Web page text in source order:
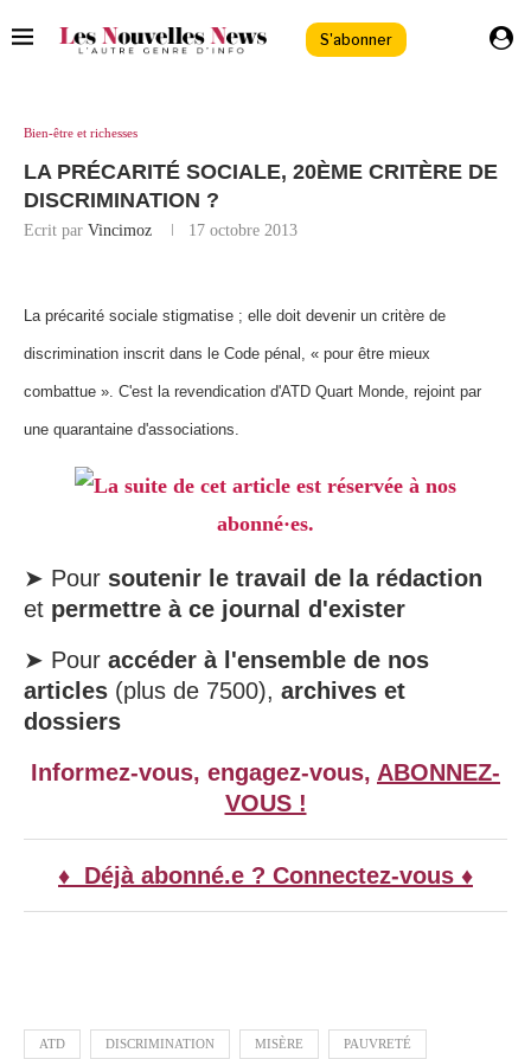
S'abonner
Bien-être et richesses
LA PRÉCARITÉ SOCIALE, 20ÈME CRITÈRE DE
DISCRIMINATION ?
Ecrit par Vincimoz 17 octobre 2013
La précarité sociale stigmatise ; elle doit devenir un critère de
discrimination inscrit dans le Code pénal, « pour être mieux
combattue ». C'est la revendication d'ATD Quart Monde, rejoint par
une quarantaine d'associations.
La suite de cet article est réservée à nos
abonné·es.
➤ Pour soutenir le travail de la rédaction
et permettre à ce journal d'exister
➤ Pour accéder à l'ensemble de nos
articles (plus de 7500), archives et
dossiers
Informez-vous, engagez-vous, ABONNEZ-
VOUS !
♦ Déjà abonné.e ? Connectez-vous ♦
ATD DISCRIMINATION MISÈRE PAUVRETÉ